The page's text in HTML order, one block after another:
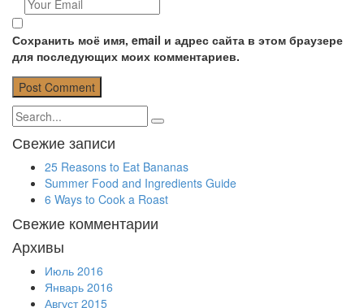
Сохранить моё имя, email и адрес сайта в этом браузере
для последующих моих комментариев.
Свежие записи
25 Reasons to Eat Bananas
Summer Food and Ingredients Guide
6 Ways to Cook a Roast
Свежие комментарии
Архивы
Июль 2016
Январь 2016
Август 2015